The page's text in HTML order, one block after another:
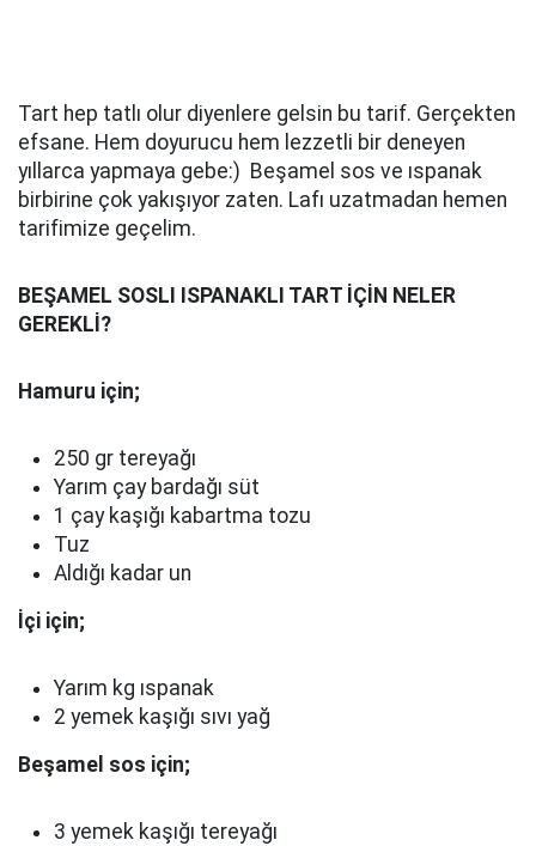
Tart hep tatlı olur diyenlere gelsin bu tarif. Gerçekten
efsane. Hem doyurucu hem lezzetli bir deneyen
yıllarca yapmaya gebe:) Beşamel sos ve ıspanak
birbirine çok yakışıyor zaten. Lafı uzatmadan hemen
tarifimize geçelim.
BEŞAMEL SOSLI ISPANAKLI TART İÇİN NELER
GEREKLİ?
Hamuru için;
250 gr tereyağı
Yarım çay bardağı süt
1 çay kaşığı kabartma tozu
Tuz
Aldığı kadar un
İçi için;
Yarım kg ıspanak
2 yemek kaşığı sıvı yağ
Beşamel sos için;
3 yemek kaşığı tereyağı